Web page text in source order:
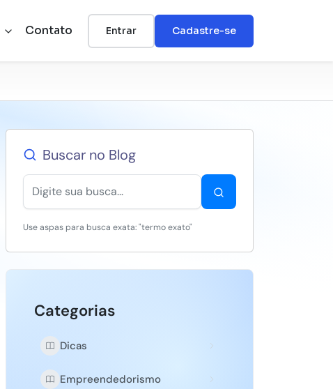
Contato Entrar Cadastre-se
Buscar no Blog
Use aspas para busca exata: "termo exato"
Categorias
Dicas
Empreendedorismo